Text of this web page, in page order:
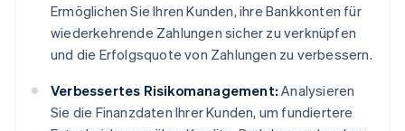
Ermöglichen Sie Ihren Kunden, ihre Bankkonten für
wiederkehrende Zahlungen sicher zu verknüpfen
und die Erfolgsquote von Zahlungen zu verbessern.
Verbessertes Risikomanagement: Analysieren
Sie die Finanzdaten Ihrer Kunden, um fundiertere